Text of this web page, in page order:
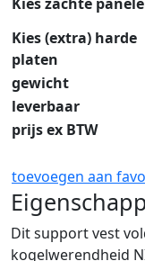
Kies (extra) harde
platen
gewicht
leverbaar
prijs ex BTW
toevoegen aan
Dit support vest
kogelwerendheid